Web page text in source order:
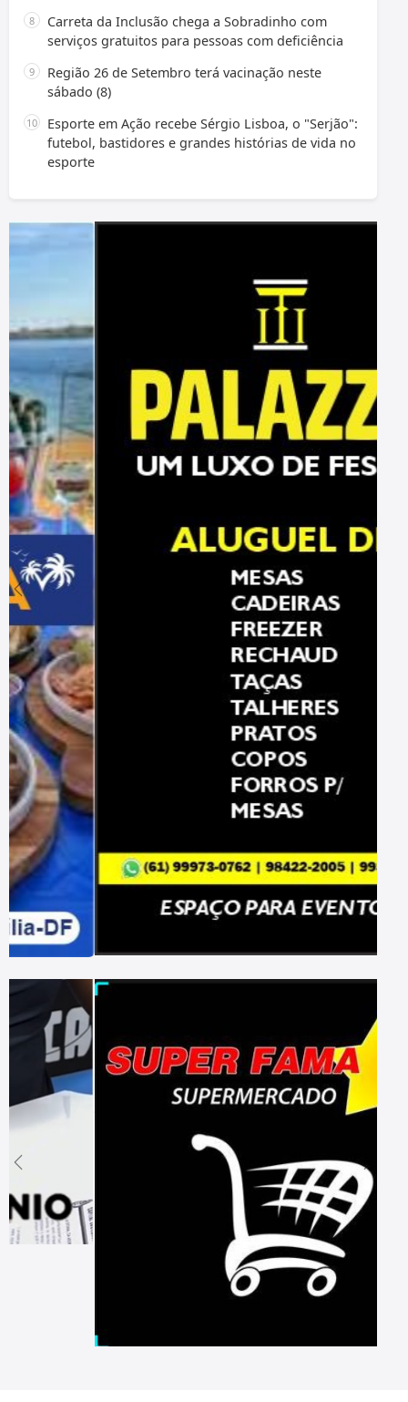
Carreta da Inclusão chega a Sobradinho com
serviços gratuitos para pessoas com deficiência
Região 26 de Setembro terá vacinação neste
sábado (8)
Esporte em Ação recebe Sérgio Lisboa, o "Serjão":
futebol, bastidores e grandes histórias de vida no
esporte